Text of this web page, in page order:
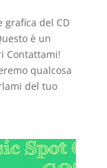
grafica del CD
è un
Contattami!
qualcosa
del tuo